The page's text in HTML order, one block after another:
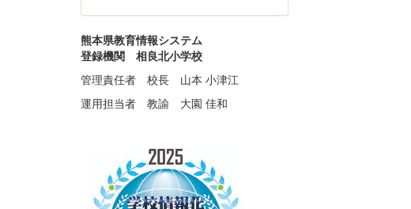
熊本県教育情報システム
登録機関 相良北小学校
管理責任者 校長 山本 小津江
運用担当者 教諭 大園 佳和